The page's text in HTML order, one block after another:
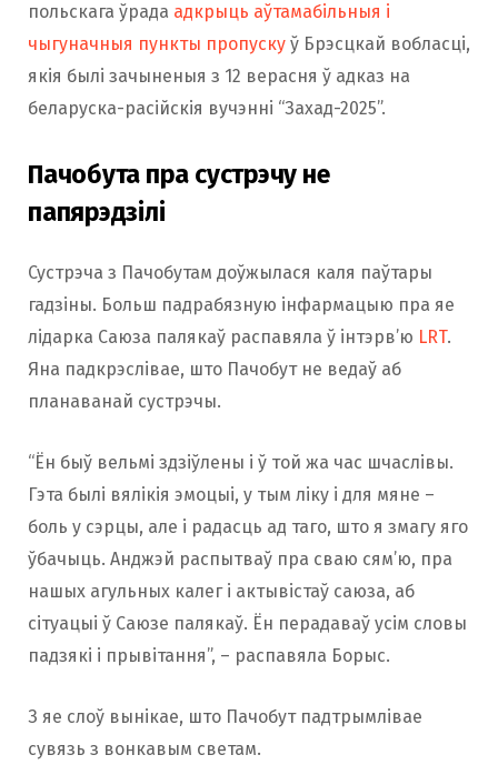
польскага ўрада адкрыць аўтамабільныя і
чыгуначныя пункты пропуску ў Брэсцкай вобласці,
якія былі зачыненыя з 12 верасня ў адказ на
беларуска-расійскія вучэнні “Захад-2025”.
Пачобута пра сустрэчу не
папярэдзілі
Сустрэча з Пачобутам доўжылася каля паўтары
гадзіны. Больш падрабязную інфармацыю пра яе
лідарка Саюза палякаў распавяла ў інтэрв’ю LRT.
Яна падкрэслівае, што Пачобут не ведаў аб
планаванай сустрэчы.
“Ён быў вельмі здзіўлены і ў той жа час шчаслівы.
Гэта былі вялікія эмоцыі, у тым ліку і для мяне –
боль у сэрцы, але і радасць ад таго, што я змагу яго
ўбачыць. Анджэй распытваў пра сваю сям’ю, пра
нашых агульных калег і актывістаў саюза, аб
сітуацыі ў Саюзе палякаў. Ён перадаваў усім словы
падзякі і прывітання”, – распавяла Борыс.
З яе слоў вынікае, што Пачобут падтрымлівае
сувязь з вонкавым светам.